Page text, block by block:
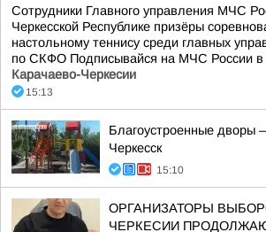
Сотрудники Главного управления МЧС
Черкесской Республике призёры
настольному теннису среди главных
по СКФО Подписывайся на МЧС России в
Карачаево-Черкесии
15:13
Благоустроенные дворы
Черкесск
15:10
ОРГАНИЗАТОРЫ
ЧЕРКЕСИИ